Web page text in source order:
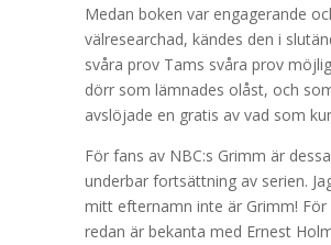
Medan boken var engagerande
välresearchad, kändes den i
svåra prov Tams svåra prov
dörr som lämnades olåst, och
avslöjade en gratis av vad som
För fans av NBC:s Grimm är
underbar fortsättning av serien.
mitt efternamn inte är Grimm!
redan är bekanta med Ernest